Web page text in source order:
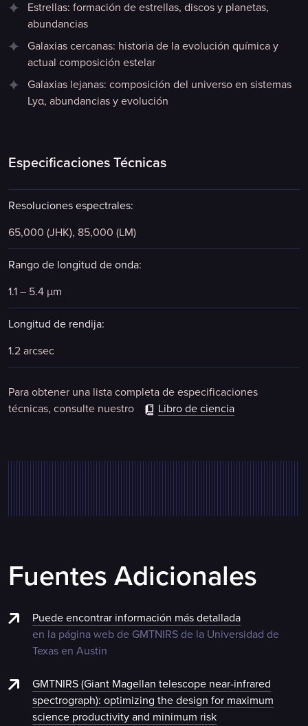
Estrellas: formación de estrellas, discos y planetas,
abundancias
Galaxias cercanas: historia de la evolución química y
actual composición estelar
Galaxias lejanas: composición del universo en sistemas
Lyα, abundancias y evolución
Especificaciones Técnicas
Resoluciones espectrales:
65,000 (JHK), 85,000 (LM)
Rango de longitud de onda:
1.1 – 5.4 μm
Longitud de rendija:
1.2 arcsec
Para obtener una lista completa de especificaciones
técnicas, consulte nuestro
Libro de ciencia
Fuentes Adicionales
Puede encontrar información más detallada
en la página web de GMTNIRS de la Universidad de
Texas en Austin
GMTNIRS (Giant Magellan telescope near-infrared
spectrograph): optimizing the design for maximum
science productivity and minimum risk